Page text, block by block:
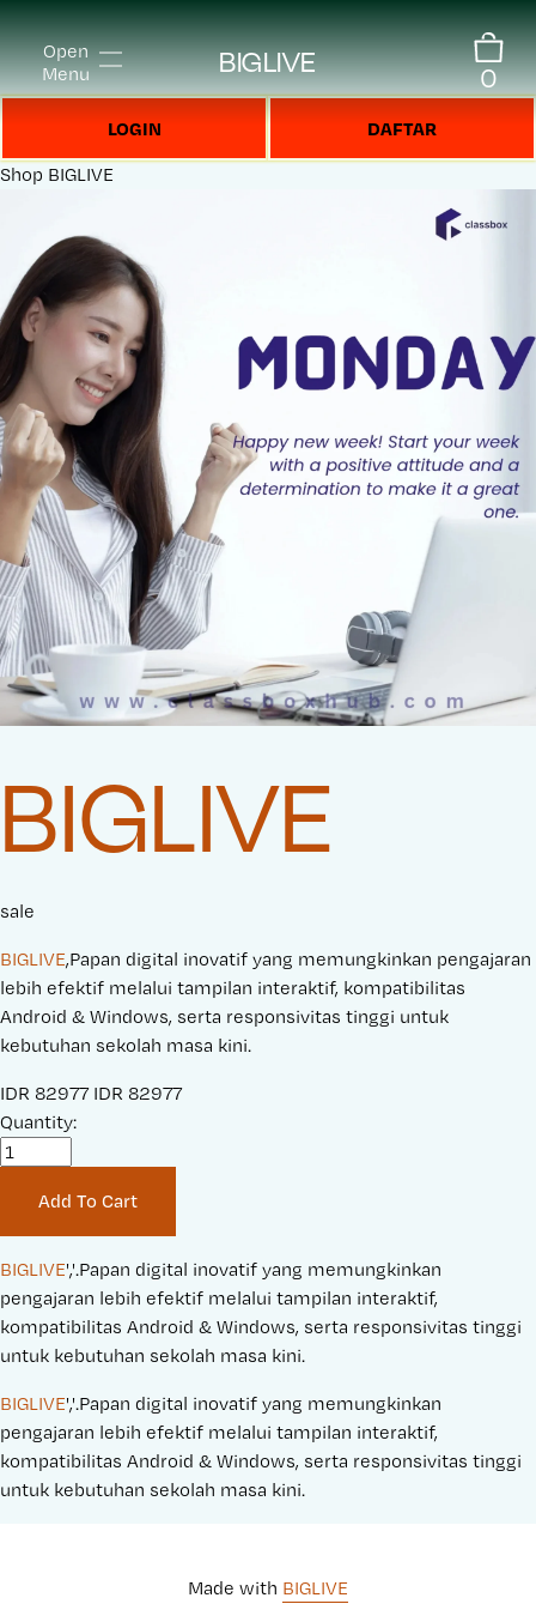
Open
Menu
BIGLIVE 0
LOGIN DAFTAR
Shop BIGLIVE
BIGLIVE
sale
BIGLIVE,Papan digital inovatif yang memungkinkan pengajaran
lebih efektif melalui tampilan interaktif, kompatibilitas
Android & Windows, serta responsivitas tinggi untuk
kebutuhan sekolah masa kini.
S
a
r
i
c
e
:
IDR 82977 O
i
n
a
P
r
c
e
:
IDR 82977
Quantity:
Add To Cart
BIGLIVE','.Papan digital inovatif yang memungkinkan
pengajaran lebih efektif melalui tampilan interaktif,
kompatibilitas Android & Windows, serta responsivitas tinggi
untuk kebutuhan sekolah masa kini.
BIGLIVE','.Papan digital inovatif yang memungkinkan
pengajaran lebih efektif melalui tampilan interaktif,
kompatibilitas Android & Windows, serta responsivitas tinggi
untuk kebutuhan sekolah masa kini.
Made with BIGLIVE